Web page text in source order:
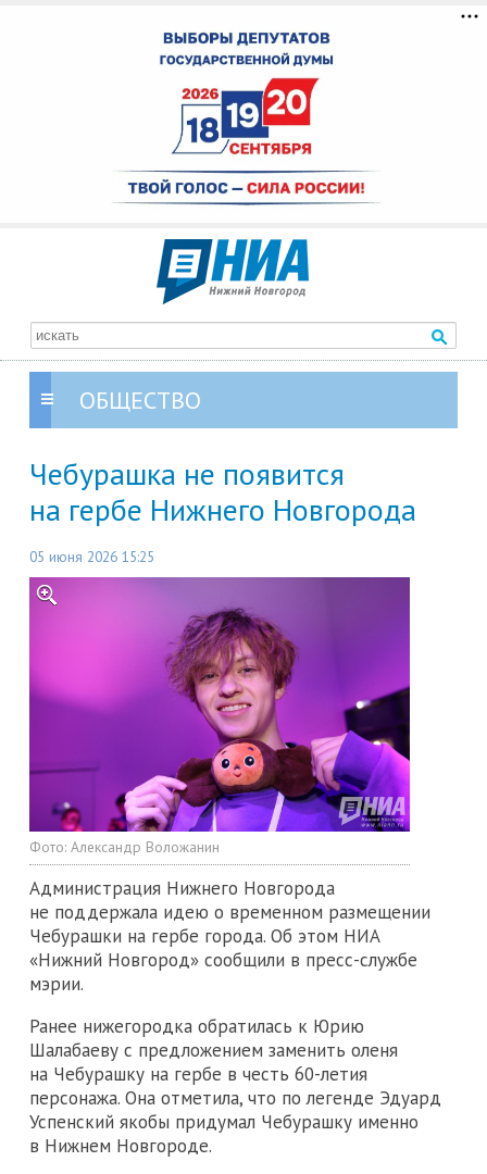
ОБЩЕСТВО
Чебурашка не появится
на гербе Нижнего Новгорода
05 июня 2026 15:25
Фото: Александр Воложанин
Администрация Нижнего Новгорода
не поддержала идею о временном размещении
Чебурашки на гербе города. Об этом НИА
«Нижний Новгород» сообщили в пресс-службе
мэрии.
Ранее нижегородка обратилась к Юрию
Шалабаеву с предложением заменить оленя
на Чебурашку на гербе в честь 60-летия
персонажа. Она отметила, что по легенде Эдуард
Успенский якобы придумал Чебурашку именно
в Нижнем Новгороде.